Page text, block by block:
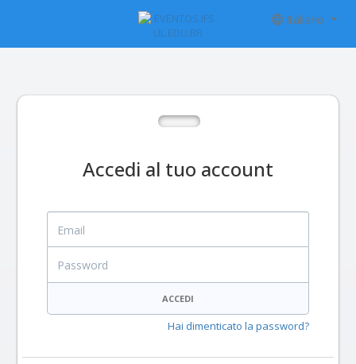
Italiano
Accedi al tuo account
Email
ACCEDI
Hai dimenticato la password?